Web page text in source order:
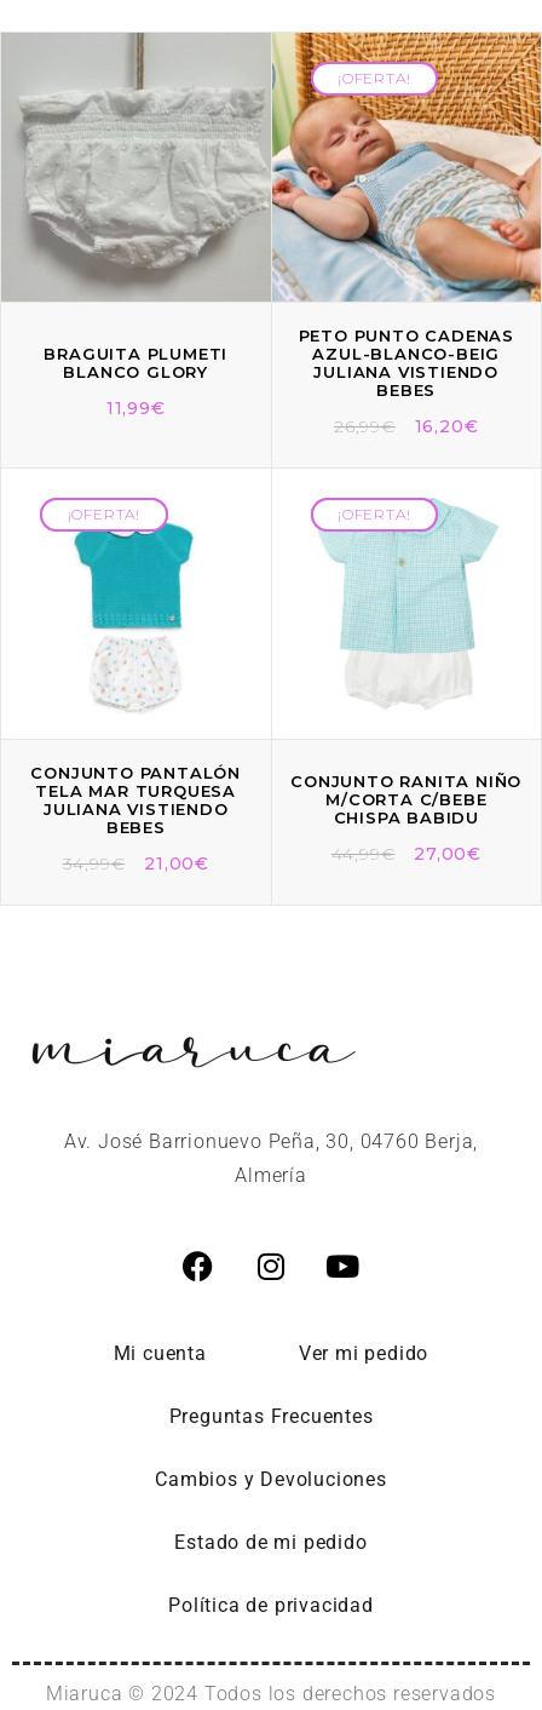
BRAGUITA PLUMETI
BLANCO GLORY
11,99€
¡OFERTA!
¡OFERTA!
PETO PUNTO CADENAS
AZUL-BLANCO-BEIG
JULIANA VISTIENDO
BEBES
26,99€ 16,20€
¡OFERTA!
¡OFERTA!
CONJUNTO PANTALÓN
TELA MAR TURQUESA
JULIANA VISTIENDO
BEBES
34,99€ 21,00€
¡OFERTA!
¡OFERTA!
CONJUNTO RANITA NIÑO
M/CORTA C/BEBE
CHISPA BABIDU
44,99€ 27,00€
Av. José Barrionuevo Peña, 30, 04760 Berja,
Almería
Mi cuenta Ver mi pedido
Preguntas Frecuentes
Cambios y Devoluciones
Estado de mi pedido
Política de privacidad
Miaruca © 2024 Todos los derechos reservados